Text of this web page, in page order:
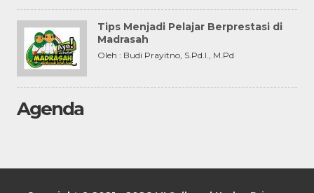
Tips Menjadi Pelajar Berprestasi di
Madrasah
Oleh : Budi Prayitno, S.Pd.I., M.Pd
Agenda